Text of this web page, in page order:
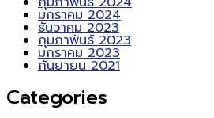
มกราคม 2024
ธันวาคม 2023
กุมภาพันธ์ 2023
มกราคม 2023
กันยายน 2021
Categories